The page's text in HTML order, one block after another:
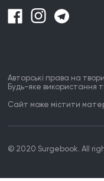
Авторські права на
Будь-яке використання
Сайт може містити
© 2020 Surgebook. All